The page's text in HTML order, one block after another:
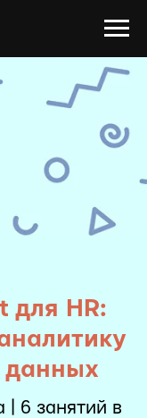
для HR:
данных
| 6 занятий в